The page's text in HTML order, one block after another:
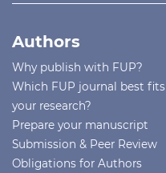
Authors
Why publish with FUP?
Which FUP journal best fits
your research?
Prepare your manuscript
Submission & Peer Review
Obligations for Authors